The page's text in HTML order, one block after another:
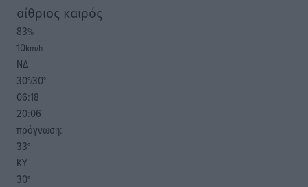
αίθριος καιρός
83%
10km/h
ΝΔ
30°/30°
06:18
20:06
πρόγνωση:
33°
ΚΥ
30°